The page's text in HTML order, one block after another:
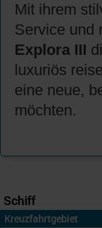
Mit ihrem
Service und
Explora III
luxuriös
eine neue,
möchten.
Schiff
Kreuzfahrtgebiet